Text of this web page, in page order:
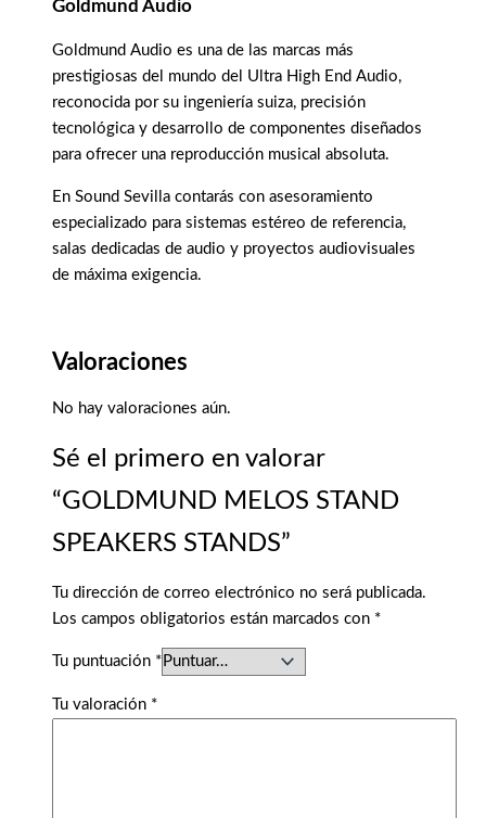
Goldmund Audio
Goldmund Audio es una de las marcas más
prestigiosas del mundo del Ultra High End Audio,
reconocida por su ingeniería suiza, precisión
tecnológica y desarrollo de componentes diseñados
para ofrecer una reproducción musical absoluta.
En Sound Sevilla contarás con asesoramiento
especializado para sistemas estéreo de referencia,
salas dedicadas de audio y proyectos audiovisuales
de máxima exigencia.
Valoraciones
No hay valoraciones aún.
Sé el primero en valorar
“GOLDMUND MELOS STAND
SPEAKERS STANDS”
Tu dirección de correo electrónico no será publicada.
Los campos obligatorios están marcados con *
Tu puntuación *
Tu valoración *